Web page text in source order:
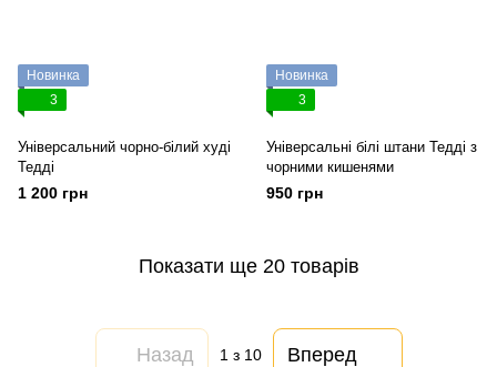
Новинка
3
Універсальний чорно-білий худі
Тедді
1 200 грн
Новинка
3
Універсальні білі штани Тедді з
чорними кишенями
950 грн
Показати ще 20 товарів
Назад 1з 10 Вперед